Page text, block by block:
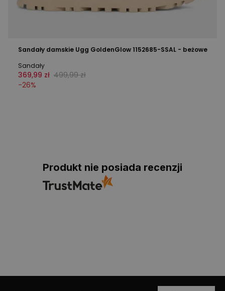
Sandały damskie Ugg GoldenGlow 1152685-SSAL - beżowe
Sandały
369,99 zł 499,99 zł
-26%
Produkt nie posiada recenzji